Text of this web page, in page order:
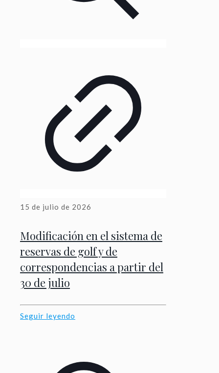
15 de julio de 2026
Modificación en el sistema de
reservas de golf y de
correspondencias a partir del
30 de julio
Seguir leyendo